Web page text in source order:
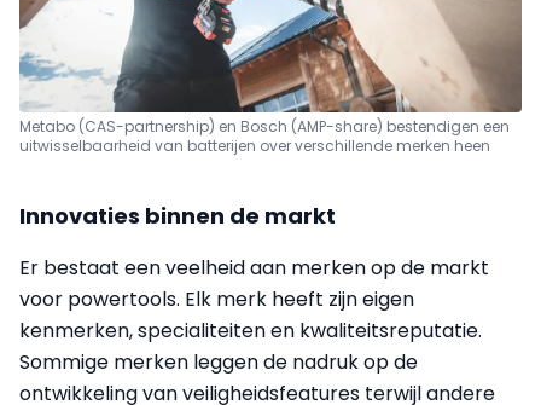
Metabo (CAS-partnership) en Bosch (AMP-share) bestendigen een
uitwisselbaarheid van batterijen over verschillende merken heen
Innovaties binnen de markt
Er bestaat een veelheid aan merken op de markt
voor powertools. Elk merk heeft zijn eigen
kenmerken, specialiteiten en kwaliteitsreputatie.
Sommige merken leggen de nadruk op de
ontwikkeling van veiligheidsfeatures terwijl andere